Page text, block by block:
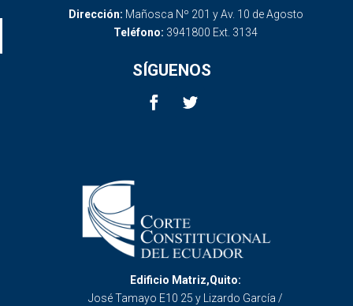
Dirección: Mañosca Nº 201 y Av. 10 de Agosto
Teléfono: 3941800 Ext. 3134
SÍGUENOS
Edificio Matriz,Quito:
José Tamayo E10 25 y Lizardo García /